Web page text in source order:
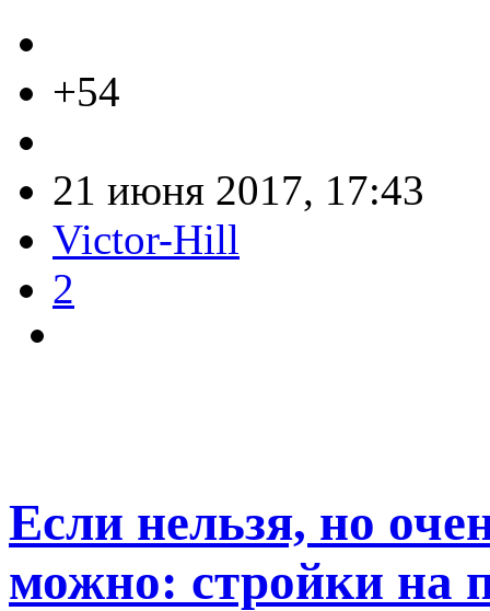
+54
21 июня 2017, 17:43
Victor-Hill
2
Если нельзя, но
можно: стройки на